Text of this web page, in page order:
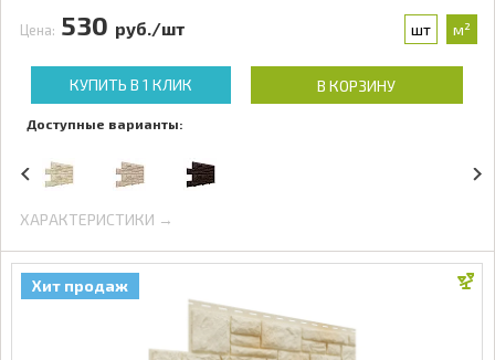
Цена: 530 руб./шт шт м²
КУПИТЬ В 1 КЛИК В КОРЗИНУ
Доступные варианты:
ХАРАКТЕРИСТИКИ →
Хит продаж